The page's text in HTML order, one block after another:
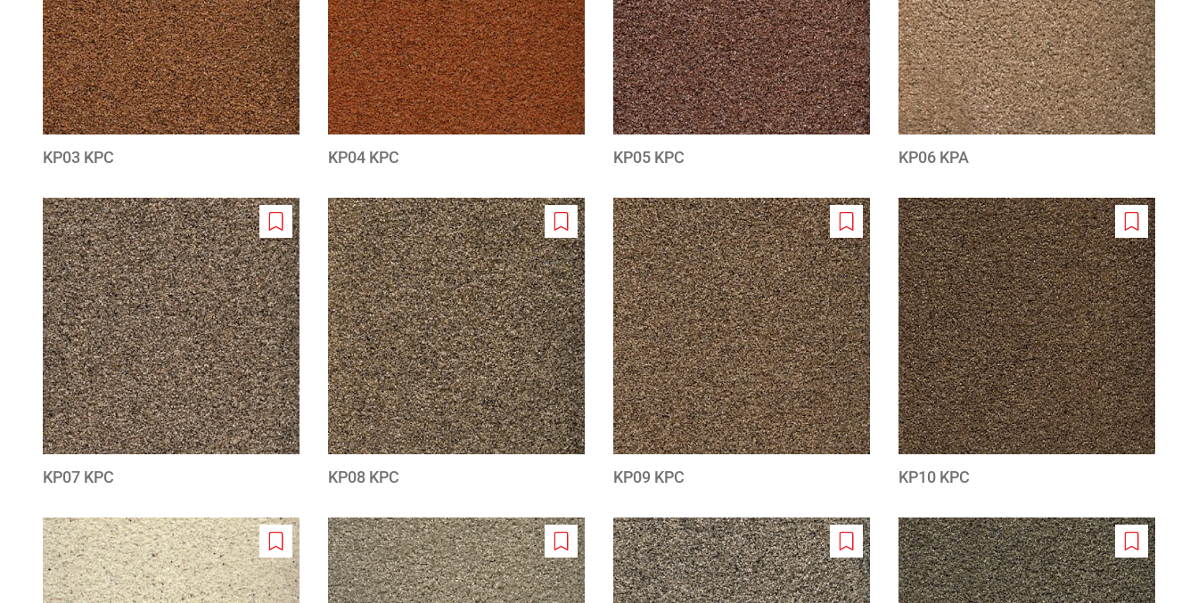
KP03 KPC KP04 KPC KP05 KPC KP06 KPA
Add
to
wishlist
KP07 KPC
Add
to
wishlist
KP08 KPC
Add
to
wishlist
KP09 KPC
Add
to
wishlist
KP10 KPC
Add
to
wishlist
Add
to
wishlist
Add
to
wishlist
Add
to
wishlist